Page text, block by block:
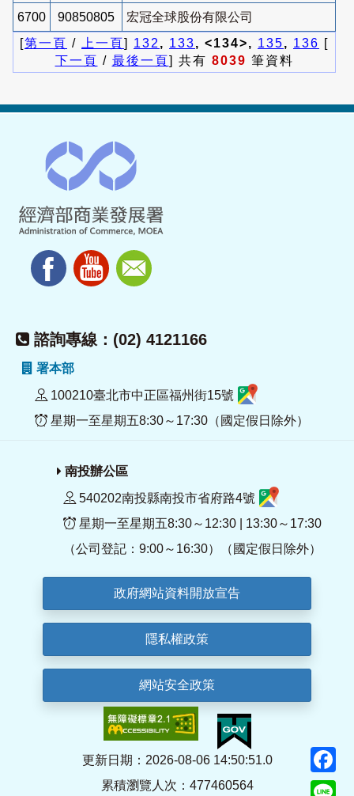
6700 90850805
宏冠全球股份有限公司
[第一頁 / 上一頁] 132 , 133, <134>, 135, 136 [
下一頁 / 最後一頁] 共有 8039 筆資料
諮詢專線：(02) 4121166
署本部
100210臺北市中正區福州街15號
星期一至星期五8:30～17:30（國定假日除外）
南投辦公區
540202南投縣南投市省府路4號
星期一至星期五8:30～12:30 | 13:30～17:30
（公司登記：9:00～16:30）（國定假日除外）
政府網站資料開放宣告
隱私權政策
網站安全政策
更新日期：2026-08-06 14:50:51.0
累積瀏覽人次：477460564